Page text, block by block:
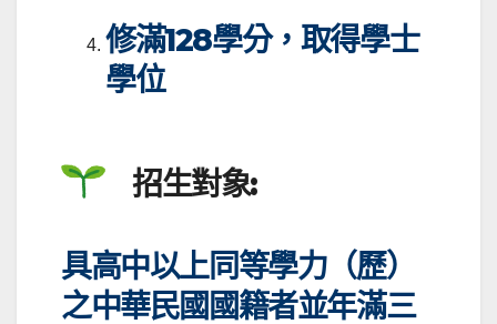
修滿128學分，取得學士
學位
招生對象:
具高中以上同等學力（歷）
之中華民國國籍者並年滿三